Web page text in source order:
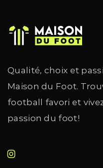
Qualité, choix et
Maison du Foot.
football favori et
passion du foot!